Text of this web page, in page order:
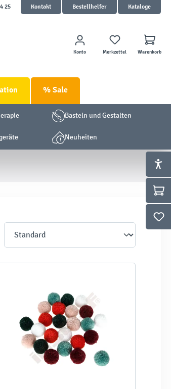
25 Kontakt Bestellhelfer Kataloge
Konto Merkzettel Warenkorb
% Sale
Basteln und Gestalten
Neuheiten